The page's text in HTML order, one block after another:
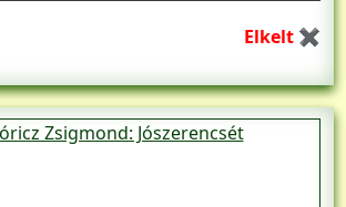
Elkelt ✖